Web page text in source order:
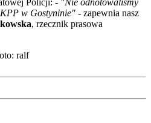
w Gostyninie" - zapewnia nasz
, rzecznik prasowa
ralf